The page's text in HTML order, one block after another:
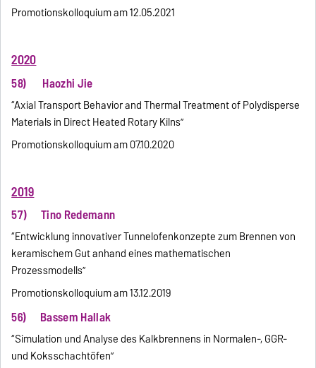
Promotionskolloquium am 12.05.2021
2020
58) Haozhi Jie
“Axial Transport Behavior and Thermal Treatment of Polydisperse
Materials in Direct Heated Rotary Kilns”
Promotionskolloquium am 07.10.2020
2019
57) Tino Redemann
“Entwicklung innovativer Tunnelofenkonzepte zum Brennen von
keramischem Gut anhand eines mathematischen
Prozessmodells”
Promotionskolloquium am 13.12.2019
56) Bassem Hallak
“Simulation und Analyse des Kalkbrennens in Normalen-, GGR-
und Koksschachtöfen”